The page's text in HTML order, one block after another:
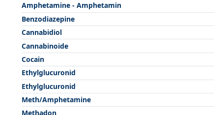
Amphetamine - Amphetamin
Benzodiazepine
Cannabidiol
Cannabinoide
Cocain
Ethylglucuronid
Ethylglucuronid
Meth/Amphetamine
Methadon